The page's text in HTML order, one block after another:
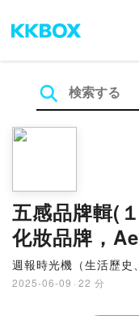
五感品牌輯(
化妝品牌，
EP330
週報時光機（生活歷史
2025-06-09 · 22 分